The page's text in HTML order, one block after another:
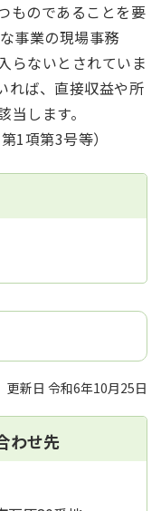
ものであることを要
事業の現場事務
らないとされていま
れば、直接収益や所
します。
1項第3号等）
更新日 令和6年10月25日
わせ先